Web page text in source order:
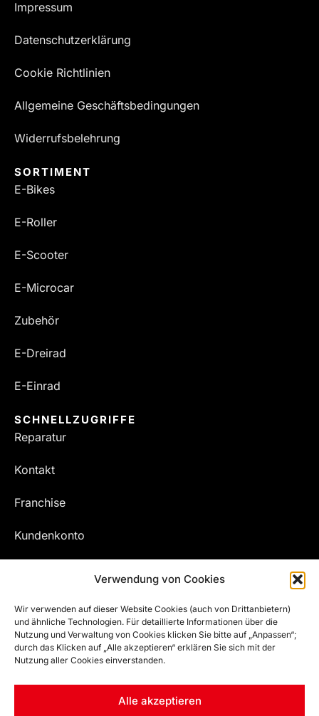
Verwendung von Cookies
Wir verwenden auf dieser Website Cookies (auch von Drittanbietern)
und ähnliche Technologien. Für detaillierte Informationen über die
Nutzung und Verwaltung von Cookies klicken Sie bitte auf „Anpassen“;
durch das Klicken auf „Alle akzeptieren“ erklären Sie sich mit der
Nutzung aller Cookies einverstanden.
Alle akzeptieren
Impressum
Datenschutzerklärung
Cookie Richtlinien
Allgemeine Geschäftsbedingungen
Widerrufsbelehrung
SORTIMENT
E-Bikes
E-Roller
E-Scooter
E-Microcar
Zubehör
E-Dreirad
E-Einrad
SCHNELLZUGRIFFE
Reparatur
Kontakt
Franchise
Kundenkonto